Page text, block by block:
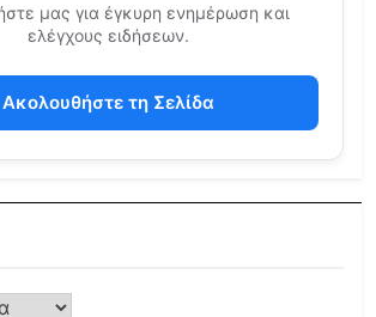
μας για έγκυρη ενημέρωση και
ελέγχους ειδήσεων.
Ακολουθήστε τη Σελίδα